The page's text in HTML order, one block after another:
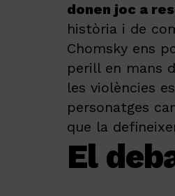
donen joc a
història i de
Chomsky ens
perill en mans
les violències
personatges
que la
El